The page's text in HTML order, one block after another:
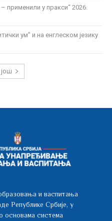
применили у пракси“ 2026.
ум” и на енглеском језику
још
и васпитања
Републике Србије, у
основама система